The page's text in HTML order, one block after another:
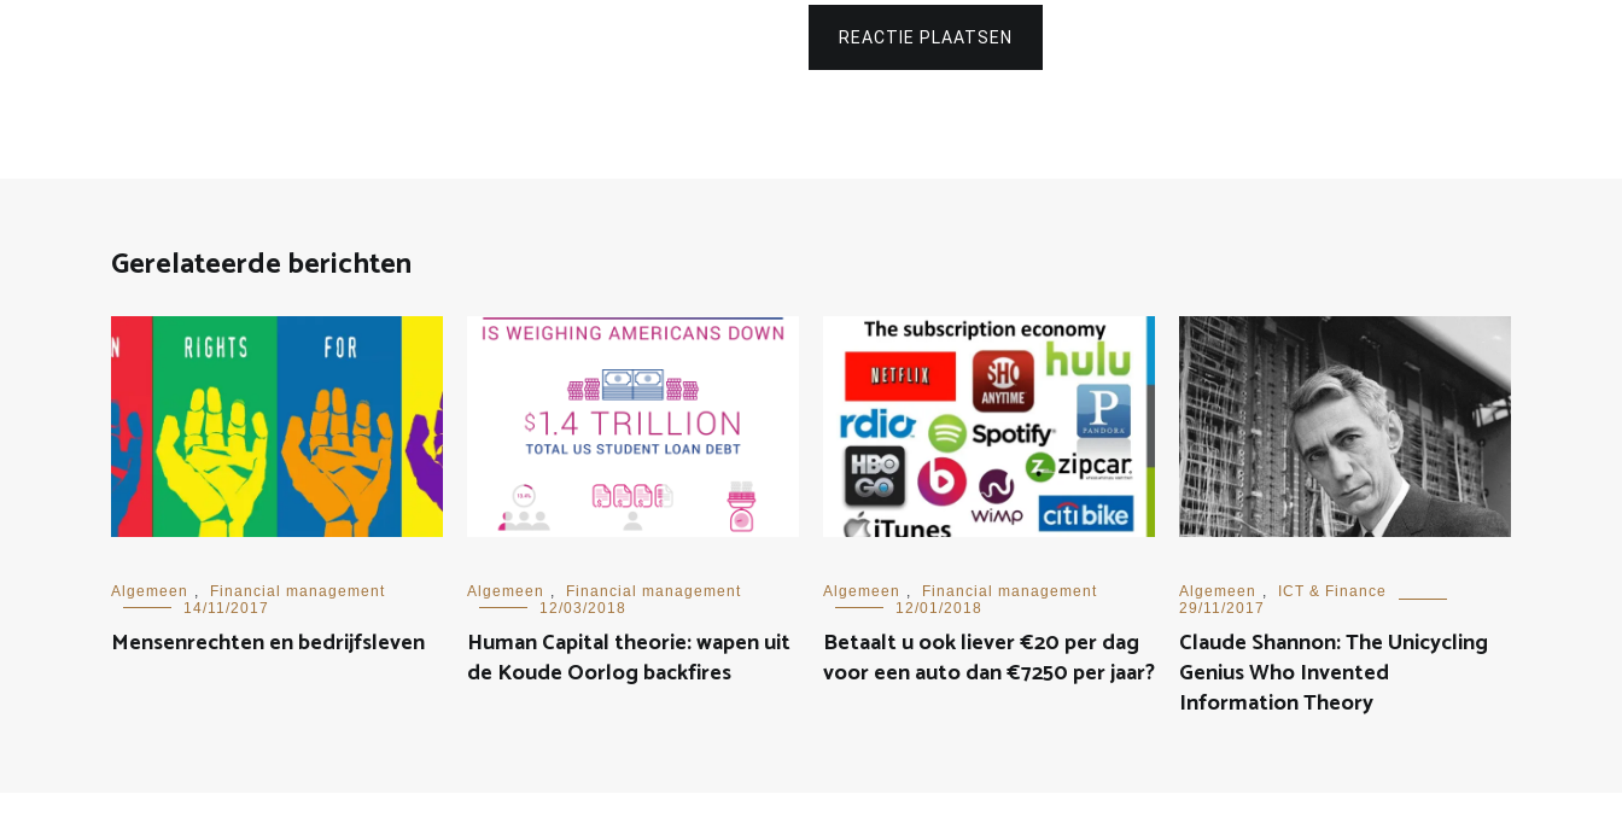
REACTIE PLAATSEN
Gerelateerde berichten
Algemeen ,
Financial management
14/11/2017
Mensenrechten en bedrijfsleven
Algemeen ,
Financial management
12/03/2018
Human Capital theorie: wapen uit
de Koude Oorlog backfires
Algemeen ,
Financial management
12/01/2018
Betaalt u ook liever €20 per dag
voor een auto dan €7250 per jaar?
Algemeen ,
ICT & Finance
29/11/2017
Claude Shannon: The Unicycling
Genius Who Invented
Information Theory